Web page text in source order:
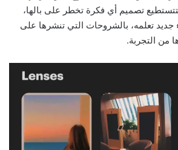
تصميم أي فكرة تخطر على بالها،
تعلمه، بالشروحات التي تنشرها على
من التجربة.